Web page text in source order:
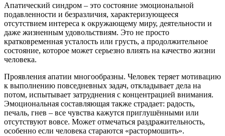
Апатический синдром – это состояние эмоциональной
подавленности и безразличия, характеризующееся
отсутствием интереса к окружающему миру, деятельности и
даже жизненным удовольствиям. Это не просто
кратковременная усталость или грусть, а продолжительное
состояние, которое может серьезно влиять на качество жизни
человека.
Проявления апатии многообразны. Человек теряет мотивацию
к выполнению повседневных задач, откладывает дела на
потом, испытывает затруднения с концентрацией внимания.
Эмоциональная составляющая также страдает: радость,
печаль, гнев – все чувства кажутся приглушёнными или
отсутствуют вовсе. Может отмечаться раздражительность,
особенно если человека стараются «растормошить».